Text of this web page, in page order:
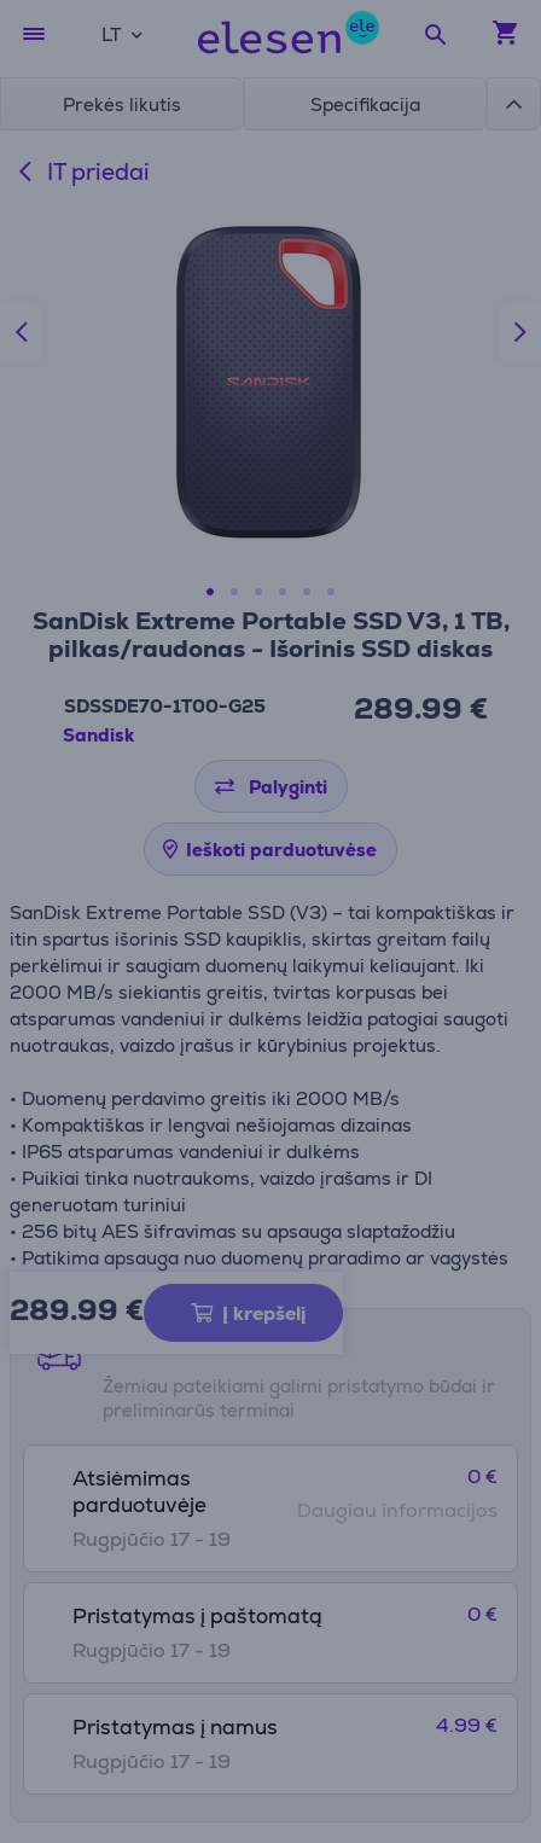
LT
Prekės likutis Specifikacija
IT priedai
SanDisk Extreme Portable SSD V3, 1 TB,
pilkas/raudonas - Išorinis SSD diskas
SDSSDE70-1T00-G25
Sandisk
289.99 €
Palyginti
Ieškoti parduotuvėse
SanDisk Extreme Portable SSD (V3) – tai kompaktiškas ir
itin spartus išorinis SSD kaupiklis, skirtas greitam failų
perkėlimui ir saugiam duomenų laikymui keliaujant. Iki
2000 MB/s siekiantis greitis, tvirtas korpusas bei
atsparumas vandeniui ir dulkėms leidžia patogiai saugoti
nuotraukas, vaizdo įrašus ir kūrybinius projektus.
• Duomenų perdavimo greitis iki 2000 MB/s
• Kompaktiškas ir lengvai nešiojamas dizainas
• IP65 atsparumas vandeniui ir dulkėms
• Puikiai tinka nuotraukoms, vaizdo įrašams ir DI
generuotam turiniui
• 256 bitų AES šifravimas su apsauga slaptažodžiu
• Patikima apsauga nuo duomenų praradimo ar vagystės
289.99 € Į krepšelį
Pristatymo būdai
Žemiau pateikiami galimi pristatymo būdai ir
preliminarūs terminai
Atsiėmimas
parduotuvėje
Rugpjūčio 17 - 19
0 €
Daugiau informacijos
Pristatymas į paštomatą
Rugpjūčio 17 - 19
0 €
Pristatymas į namus
Rugpjūčio 17 - 19
4.99 €